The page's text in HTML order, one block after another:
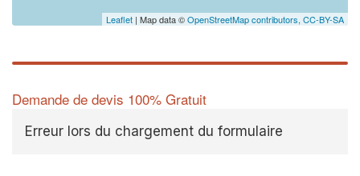
Leaflet | Map data ©OpenStreetMap contributors, CC-BY-SA
Demande de devis 100% Gratuit
Erreur lors du chargement du formulaire